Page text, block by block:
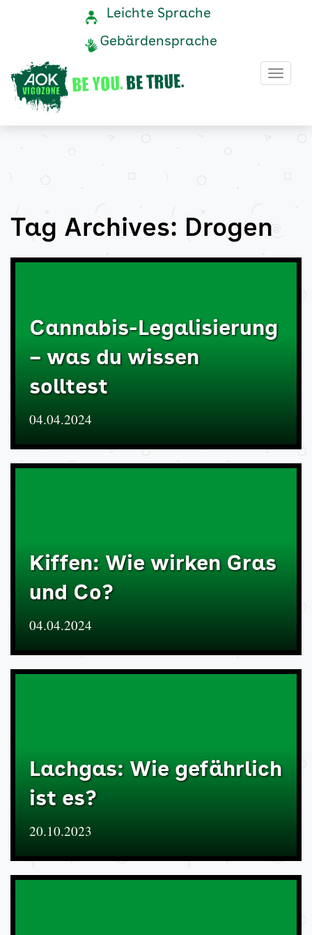
Drogen
Archive
AOK
Vigozone
Navigation
Service-
Leichte Sprache
Gebärdensprache
Tag Archives: Drogen
Cannabis-Legalisierung
– was du wissen
solltest
04.04.2024
Kiffen: Wie wirken Gras
und Co?
04.04.2024
Lachgas: Wie gefährlich
ist es?
20.10.2023